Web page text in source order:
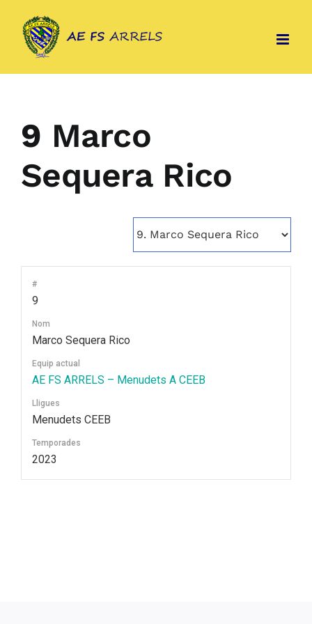
content
9 Marco
Sequera Rico
#
9
Nom
Marco Sequera Rico
Equip actual
AE FS ARRELS – Menudets A CEEB
Lligues
Menudets CEEB
Temporades
2023